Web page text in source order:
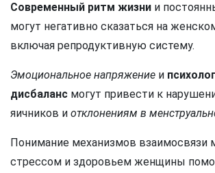
Современный ритм жизни и
могут негативно сказаться на
включая репродуктивную систему.
Эмоциональное напряжение и
дисбаланс могут привести к
яичников и отклонениям в
Понимание механизмов взаимосвязи
стрессом и здоровьем женщины